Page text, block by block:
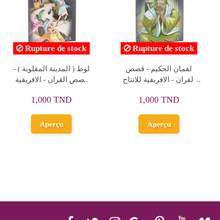
حكايات غرس القيم - الجزء
الاول
Ajouter au
panier
يوسف - قصص الانبياء -
كتابي
Ajouter au
panier